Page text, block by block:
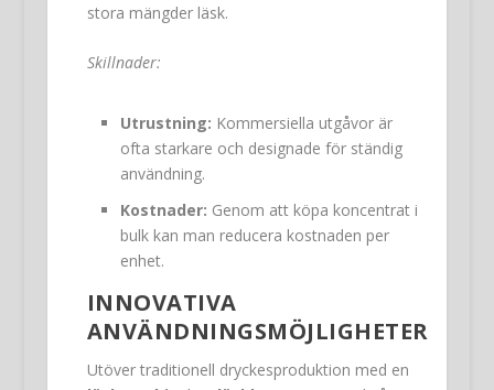
stora mängder läsk.
Skillnader:
Utrustning: Kommersiella utgåvor är
ofta starkare och designade för ständig
användning.
Kostnader: Genom att köpa koncentrat i
bulk kan man reducera kostnaden per
enhet.
INNOVATIVA
ANVÄNDNINGSMÖJLIGHETER
Utöver traditionell dryckesproduktion med en